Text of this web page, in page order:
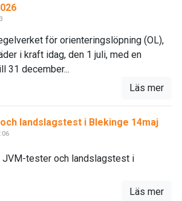
för orienteringslöpning (OL),
i kraft idag, den 1 juli, med en
31 december...
Läs mer
landslagstest i Blekinge 14maj
JVM-tester och landslagstest i
Läs mer